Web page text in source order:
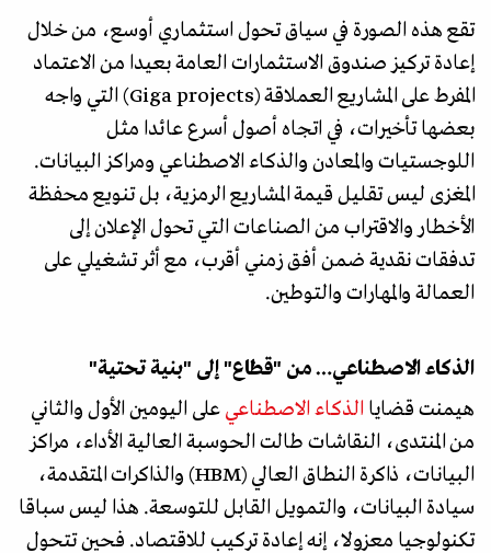
تقع هذه الصورة في سياق تحول استثماري أوسع، من خلال
إعادة تركيز صندوق الاستثمارات العامة بعيدا من الاعتماد
المفرط على المشاريع العملاقة (Giga projects) التي واجه
بعضها تأخيرات، في اتجاه أصول أسرع عائدا مثل
اللوجستيات والمعادن والذكاء الاصطناعي ومراكز البيانات.
المغزى ليس تقليل قيمة المشاريع الرمزية، بل تنويع محفظة
الأخطار والاقتراب من الصناعات التي تحول الإعلان إلى
تدفقات نقدية ضمن أفق زمني أقرب، مع أثر تشغيلي على
العمالة والمهارات والتوطين.
الذكاء الاصطناعي… من "قطاع" إلى "بنية تحتية"
هيمنت قضايا الذكاء الاصطناعي على اليومين الأول والثاني
من المنتدى، النقاشات طالت الحوسبة العالية الأداء، مراكز
البيانات، ذاكرة النطاق العالي (HBM) والذاكرات المتقدمة،
سيادة البيانات، والتمويل القابل للتوسعة. هذا ليس سباقا
تكنولوجيا معزولا، إنه إعادة تركيب للاقتصاد. فحين تتحول